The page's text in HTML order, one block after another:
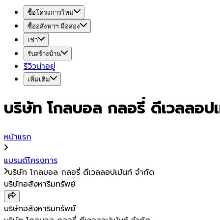
ซื้อโครงการใหม่
ซื้ออสังหาฯ มือสอง
เช่า
รับสร้างบ้าน
รีวิวน่าอยู่
เพิ่มเติม
บริษัท โกลบอล กลอรี่ ดีเวลลอป
หน้าแรก
แบรนด์โครงการ
บริษัท โกลบอล กลอรี่ ดีเวลลอปเม้นท์ จำกัด
บริษัทอสังหาริมทรัพย์
บริษัทอสังหาริมทรัพย์